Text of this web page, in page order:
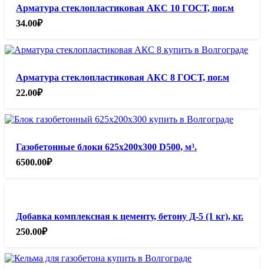
Арматура стеклопластиковая АКС 10 ГОСТ, пог.м
34.00₽
Арматура стеклопластиковая АКС 8 ГОСТ, пог.м
22.00₽
Газобетонные блоки 625х200х300 D500, м³.
6500.00₽
Добавка комплексная к цементу, бетону Д-5 (1 кг), кг.
250.00₽